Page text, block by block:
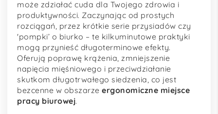
może zdziałać cuda dla Twojego zdrowia i
produktywności. Zaczynając od prostych
rozciągań, przez krótkie serie przysiadów czy
'pompki’ o biurko – te kilkuminutowe praktyki
mogą przynieść długoterminowe efekty.
Oferują poprawę krążenia, zmniejszenie
napięcia mięśniowego i przeciwdziałanie
skutkom długotrwałego siedzenia, co jest
bezcenne w obszarze ergonomiczne miejsce
pracy biurowej.